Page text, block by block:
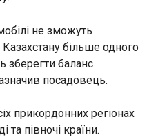
не зможуть
більше одного
зберегти баланс
посадовець.
прикордонних регіонах
та півночі країни.